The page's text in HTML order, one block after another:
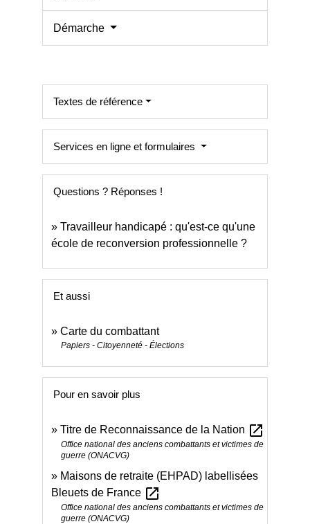
Démarche
Textes de référence
Services en ligne et formulaires
Questions ? Réponses !
Travailleur handicapé : qu'est-ce qu'une
école de reconversion professionnelle ?
Et aussi
Carte du combattant
Papiers - Citoyenneté - Élections
Pour en savoir plus
Titre de Reconnaissance de la Nation open_in_new
Office national des anciens combattants et victimes de
guerre (ONACVG)
Maisons de retraite (EHPAD) labellisées
Bleuets de France open_in_new
Office national des anciens combattants et victimes de
guerre (ONACVG)